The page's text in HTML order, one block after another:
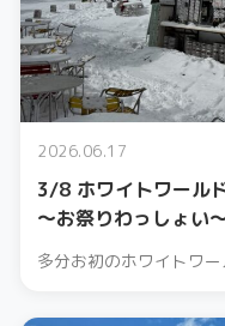
2026.06.17
3/8 ホワイトワール
〜お祭りわっしょい
多分お初のホワイトワ